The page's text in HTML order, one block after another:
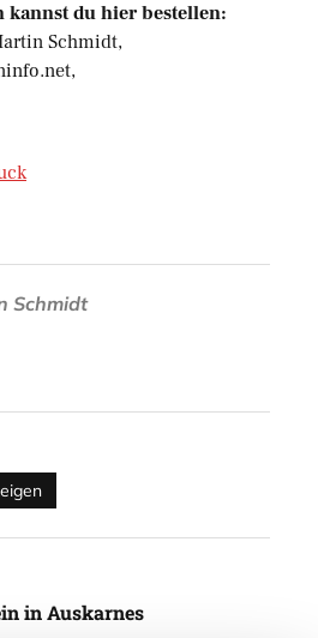
kannst du hier bestellen:
Schmidt,
Schmidt
in Auskarnes